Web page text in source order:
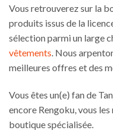
Vous retrouverez sur la
produits issus de la
sélection parmi un large
vêtements. Nous
meilleures offres et des
Vous êtes un(e) fan de
encore Rengoku, vous
boutique spécialisée.